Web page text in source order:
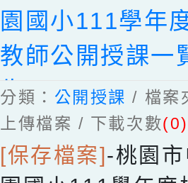
園國小111學年
教師公開授課一
告)
分類： 公開授課 / 檔案
上傳檔案 / 下載次數(0)
[保存檔案]-桃園